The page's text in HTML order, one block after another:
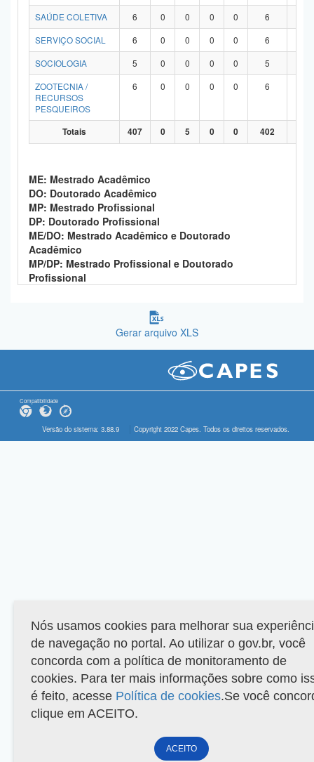
SAÚDE COLETIVA
6 0 0 0 0 6
SERVIÇO SOCIAL
6 0 0 0 0 6
SOCIOLOGIA
5 0 0 0 0 5
ZOOTECNIA /
RECURSOS
PESQUEIROS
6 0 0 0 0 6
Totais 407 0 5 0 0 402
ME: Mestrado Acadêmico
DO: Doutorado Acadêmico
MP: Mestrado Profissional
DP: Doutorado Profissional
ME/DO: Mestrado Acadêmico e Doutorado
Acadêmico
MP/DP: Mestrado Profissional e Doutorado
Profissional
Gerar arquivo XLS
Compatibilidade
Versão do sistema: 3.88.9 Copyright 2022 Capes. Todos os direitos reservados.
Nós usamos cookies para melhorar sua
de navegação no portal. Ao utilizar o gov.br, você
concorda com a política de monitoramento de
cookies. Para ter mais informações sobre como
é feito, acesse Política de cookies.Se você
clique em ACEITO.
ACEITO